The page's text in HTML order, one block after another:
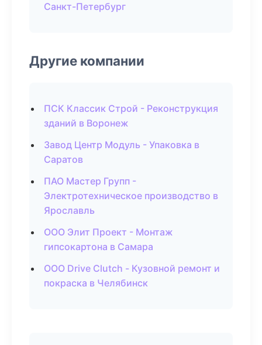
Санкт-Петербург
Другие компании
ПСК Классик Строй - Реконструкция
зданий в Воронеж
Завод Центр Модуль - Упаковка в
Саратов
ПАО Мастер Групп -
Электротехническое производство в
Ярославль
ООО Элит Проект - Монтаж
гипсокартона в Самара
ООО Drive Clutch - Кузовной ремонт и
покраска в Челябинск